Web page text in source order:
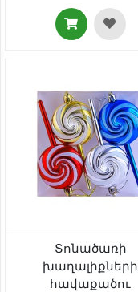
Տոնածառի
խաղալիքների
հավաքածու